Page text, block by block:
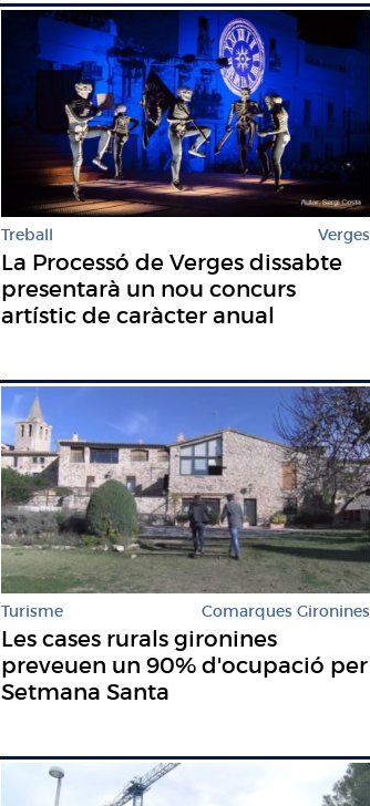
Treball Verges
La Processó de Verges dissabte
presentarà un nou concurs
artístic de caràcter anual
Turisme Comarques Gironines
Les cases rurals gironines
preveuen un 90% d'ocupació per
Setmana Santa